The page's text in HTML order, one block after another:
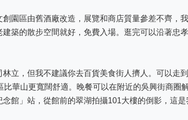
園區由舊酒廠改造，展覽和商店質量參差不齊，我
築的散步空間就好，免費入場。逛完可以沿著忠孝
立，但我不建議你去百貨美食街人擠人。可以走到
比華山更寬闊舒適。晚餐可以在附近的吳興街商圈
館」站，從館前的翠湖拍攝101大樓的倒影，這是